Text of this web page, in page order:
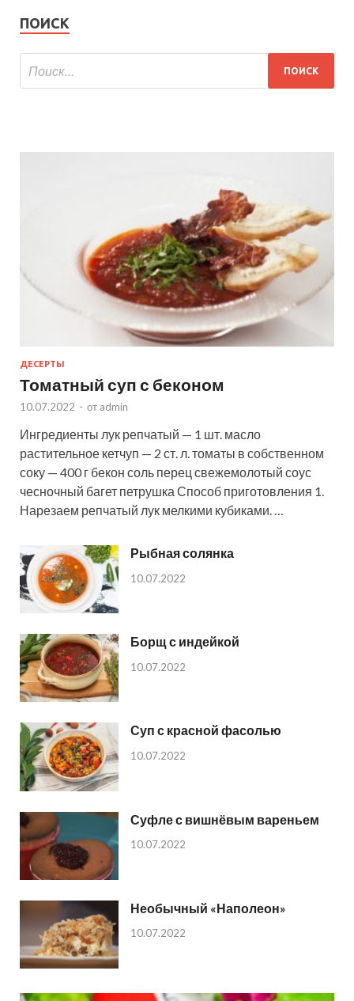
ПОИСК
ДЕСЕРТЫ
Томатный суп с беконом
10.07.2022 - от admin
Ингредиенты лук репчатый — 1 шт. масло
растительное кетчуп — 2 ст. л. томаты в собственном
соку — 400 г бекон соль перец свежемолотый соус
чесночный багет петрушка Способ приготовления 1.
Нарезаем репчатый лук мелкими кубиками. …
Рыбная солянка
10.07.2022
Борщ с индейкой
10.07.2022
Суп с красной фасолью
10.07.2022
Суфле с вишнёвым вареньем
10.07.2022
Необычный «Наполеон»
10.07.2022